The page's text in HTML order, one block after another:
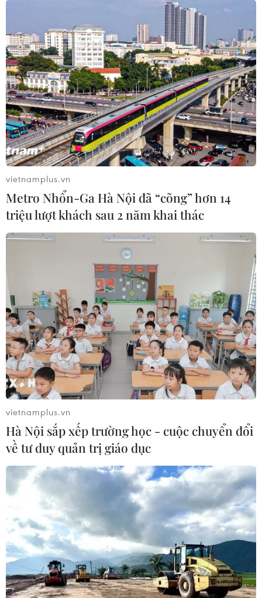
vietnamplus.vn
Metro Nhổn-Ga Hà Nội đã “cõng” hơn 14
triệu lượt khách sau 2 năm khai thác
vietnamplus.vn
Hà Nội sắp xếp trường học - cuộc chuyển đổi
về tư duy quản trị giáo dục